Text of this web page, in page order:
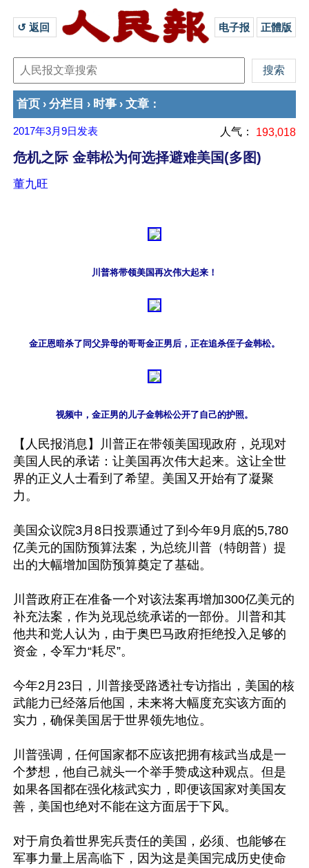
↺ 返回 电子报 正體版
首页 › 分栏目 › 时事 › 文章 ：
2017年3月9日 发表 人气： 193,018
危机之际 金韩松为何选择避难美国(多图)
董九旺
川普将带领美国再次伟大起来！
金正恩暗杀了同父异母的哥哥金正男后，正在追杀侄子金韩松。
视频中，金正男的儿子金韩松公开了自己的护照。
【人民报消息】川普正在带领美国现政府，兑现对
美国人民的承诺：让美国再次伟大起来。这让全世
界的正义人士看到了希望。美国又开始有了凝聚
力。
美国众议院3月8日投票通过了到今年9月底的5,780
亿美元的国防预算法案，为总统川普（特朗普）提
出的大幅增加国防预算奠定了基础。
川普政府正在准备一个对该法案再增加300亿美元的
补充法案，作为兑现总统承诺的一部份。川普和其
他共和党人认为，由于奥巴马政府拒绝投入足够的
资金，令军力“耗尽”。
今年2月23日，川普接受路透社专访指出，美国的核
武能力已经落后他国，未来将大幅度充实该方面的
实力，确保美国居于世界领先地位。
川普强调，任何国家都不应该把拥有核武当成是一
个梦想，他自己就头一个举手赞成这种观点。但是
如果各国都在强化核武实力，即便该国家对美国友
善，美国也绝对不能在这方面居于下风。
对于肩负着世界宪兵责任的美国，必须、也能够在
军事力量上居高临下，因为这是美国完成历史使命